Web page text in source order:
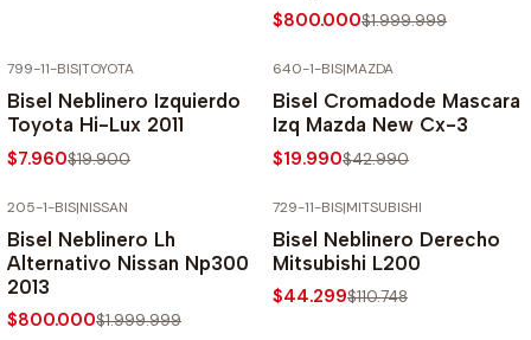
$800.000$1.999.999
799-11-BIS|TOYOTA
Bisel Neblinero Izquierdo
Toyota Hi-Lux 2011
$7.960$19.900
640-1-BIS|MAZDA
Bisel Cromadode Mascara
Izq Mazda New Cx-3
$19.990$42.990
205-1-BIS|NISSAN
Bisel Neblinero Lh
Alternativo Nissan Np300
2013
$800.000$1.999.999
729-11-BIS|MITSUBISHI
Bisel Neblinero Derecho
Mitsubishi L200
$44.299$110.748